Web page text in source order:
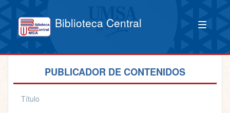
Biblioteca Central
PUBLICADOR DE CONTENIDOS
Título